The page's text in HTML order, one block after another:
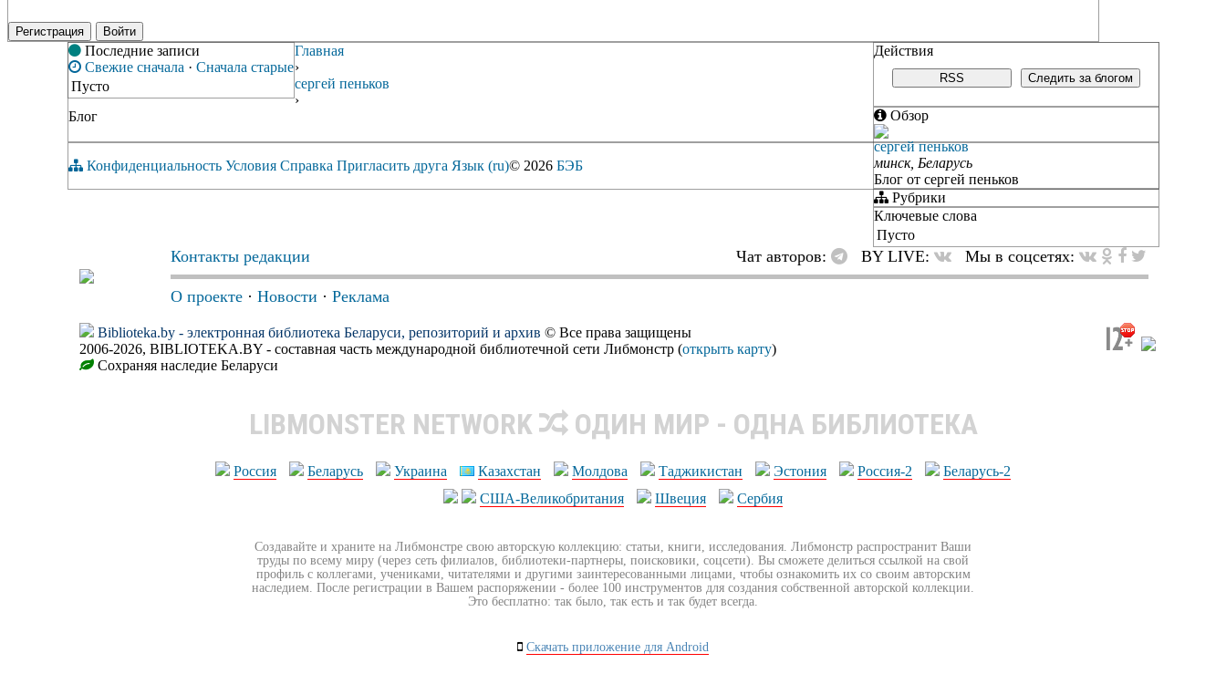
Регистрация Войти
Последние записи
Свежие сначала · Сначала старые
Пусто
Действия
RSS Следить за блогом
Обзор
сергей пеньков
минск, Беларусь
Блог от сергей пеньков
Рубрики
Ключевые слова
Пусто
Главная
›
сергей пеньков
›
Блог
Конфиденциальность Условия Справка Пригласить друга Язык (ru)© 2026 БЭБ
Контакты редакции Чат авторов: BY LIVE: Мы в соцсетях:
О проекте · Новости · Реклама
Biblioteka.by - электронная библиотека Беларуси, репозиторий и архив © Все права защищены
2006-2026, BIBLIOTEKA.BY - составная часть международной библиотечной сети Либмонстр (открыть карту)
Сохраняя наследие Беларуси
LIBMONSTER NETWORK ОДИН МИР - ОДНА БИБЛИОТЕКА
Россия Беларусь Украина Казахстан Молдова Таджикистан Эстония Россия-2
Беларусь-2
США-Великобритания
Швеция Сербия
Создавайте и храните на Либмонстре свою авторскую коллекцию: статьи, книги, исследования. Либмонстр распространит Ваши
труды по всему миру (через сеть филиалов, библиотеки-партнеры, поисковики, соцсети). Вы сможете делиться ссылкой на свой
профиль с коллегами, учениками, читателями и другими заинтересованными лицами, чтобы ознакомить их со своим авторским
наследием. После регистрации в Вашем распоряжении - более 100 инструментов для создания собственной авторской коллекции.
Это бесплатно: так было, так есть и так будет всегда.
Скачать приложение для Android